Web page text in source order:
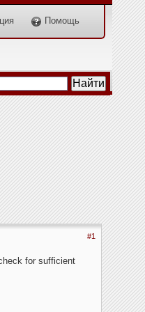
Помощь
#1
for sufficient